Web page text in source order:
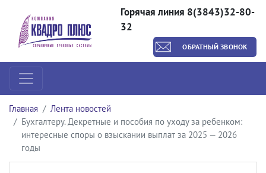
Горячая линия 8(3843)32-80-
32
ОБРАТНЫЙ ЗВОНОК
Главная
Лента новостей
Бухгалтеру. Декретные и пособия по уходу за ребенком:
интересные споры о взыскании выплат за 2025 — 2026
годы